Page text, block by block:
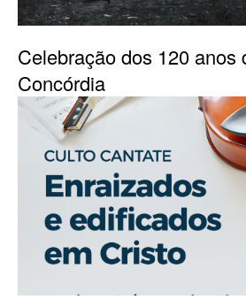
Celebração dos 120 anos
Concórdia